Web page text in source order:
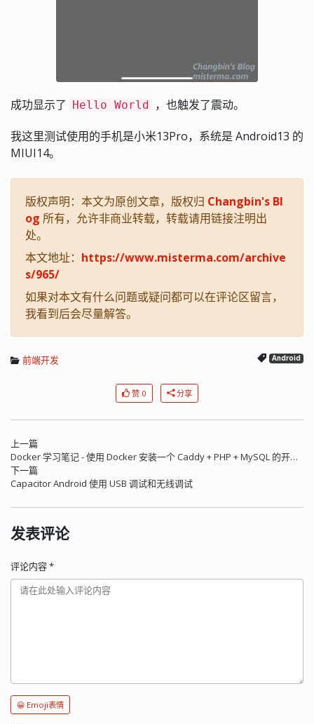
成功显示了 Hello World ，也触发了震动。
我这里测试使用的手机是小米13Pro，系统是 Android13 的
MIUI14。
版权声明：本文为原创文章，版权归 Changbin's Bl
og 所有，允许非商业转载，转载请用链接注明出
处。
本文地址： https://www.misterma.com/archive
s/965/
如果对本文有什么问题或疑问都可以在评论区留言，
我看到后会尽量解答。
前端开发 Android
赞 0 分享
上一篇
Docker 学习笔记 - 使用 Docker 安装一个 Caddy + PHP + MySQL 的开发环境
下一篇
Capacitor Android 使用 USB 调试和无线调试
发表评论
评论内容*
😀 Emoji表情